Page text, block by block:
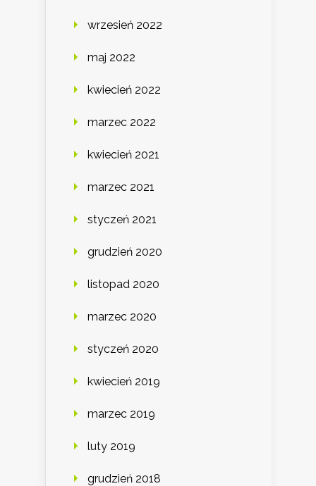
wrzesień 2022
maj 2022
kwiecień 2022
marzec 2022
kwiecień 2021
marzec 2021
styczeń 2021
grudzień 2020
listopad 2020
marzec 2020
styczeń 2020
kwiecień 2019
marzec 2019
luty 2019
grudzień 2018